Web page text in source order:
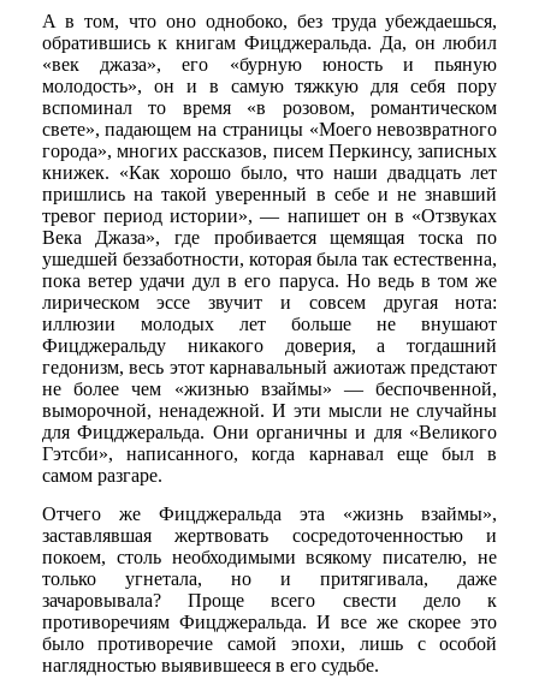
А в том, что оно однобоко, без труда убеждаешься,
обратившись к книгам Фицджеральда. Да, он любил
«век джаза», его «бурную юность и пьяную
молодость», он и в самую тяжкую для себя пору
вспоминал то время «в розовом, романтическом
свете», падающем на страницы «Моего невозвратного
города», многих рассказов, писем Перкинсу, записных
книжек. «Как хорошо было, что наши двадцать лет
пришлись на такой уверенный в себе и не знавший
тревог период истории», — напишет он в «Отзвуках
Века Джаза», где пробивается щемящая тоска по
ушедшей беззаботности, которая была так естественна,
пока ветер удачи дул в его паруса. Но ведь в том же
лирическом эссе звучит и совсем другая нота:
иллюзии молодых лет больше не внушают
Фицджеральду никакого доверия, а тогдашний
гедонизм, весь этот карнавальный ажиотаж предстают
не более чем «жизнью взаймы» — беспочвенной,
выморочной, ненадежной. И эти мысли не случайны
для Фицджеральда. Они органичны и для «Великого
Гэтсби», написанного, когда карнавал еще был в
самом разгаре.
Отчего же Фицджеральда эта «жизнь взаймы»,
заставлявшая жертвовать сосредоточенностью и
покоем, столь необходимыми всякому писателю, не
только угнетала, но и притягивала, даже
зачаровывала? Проще всего свести дело к
противоречиям Фицджеральда. И все же скорее это
было противоречие самой эпохи, лишь с особой
наглядностью выявившееся в его судьбе.